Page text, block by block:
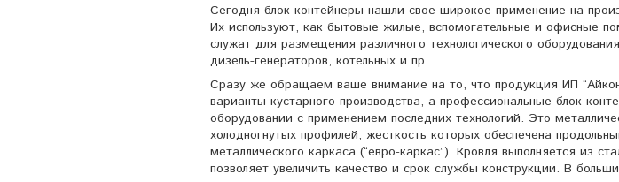
Сегодня блок-контейнеры нашли свое широкое применение на
Их используют, как бытовые жилые, вспомогательные и офисные
служат для размещения различного технологического
дизель-генераторов, котельных и пр.
Сразу же обращаем ваше внимание на то, что продукция ИП
варианты кустарного производства, а профессиональные блок-
оборудовании с применением последних технологий. Это
холодногнутых профилей, жесткость которых обеспечена
металлического каркаса (“евро-каркас”). Кровля выполняется из
позволяет увеличить качество и срок службы конструкции. В